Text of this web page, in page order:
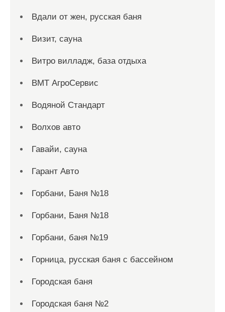
Вдали от жен, русская баня
Визит, сауна
Витро вилладж, база отдыха
ВМТ АгроСервис
Водяной Стандарт
Волхов авто
Гавайи, сауна
Гарант Авто
Горбани, Баня №18
Горбани, Баня №18
Горбани, баня №19
Горница, русская баня с бассейном
Городская баня
Городская баня №2